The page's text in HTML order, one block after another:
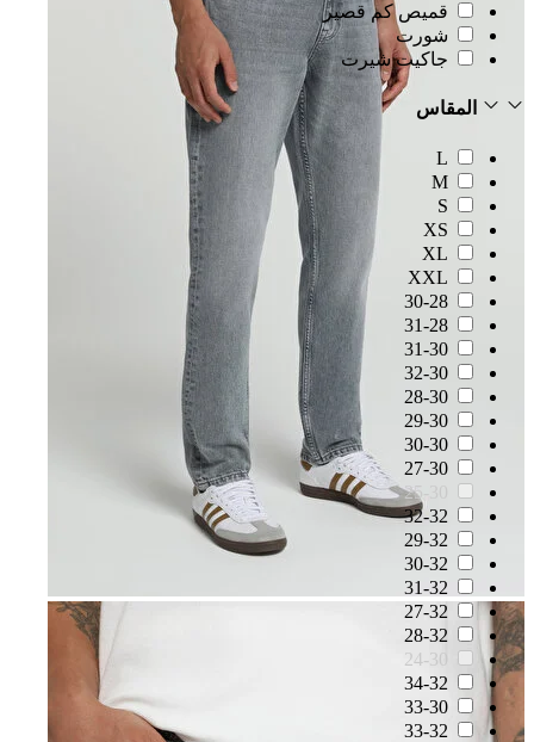
قميص كم قصير
شورت
جاكيت شيرت
المقاس
L
M
S
XS
XL
XXL
30-28
31-28
31-30
32-30
28-30
29-30
30-30
27-30
25-30
32-32
29-32
30-32
31-32
27-32
28-32
24-30
34-32
33-30
33-32